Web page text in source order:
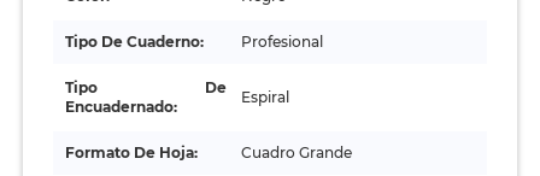
Tipo De Cuaderno: Profesional
Tipo De
Encuadernado:
Espiral
Formato De Hoja: Cuadro Grande